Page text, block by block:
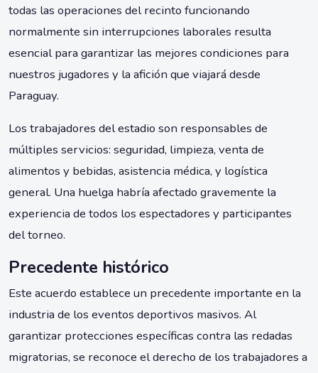
todas las operaciones del recinto funcionando
normalmente sin interrupciones laborales resulta
esencial para garantizar las mejores condiciones para
nuestros jugadores y la afición que viajará desde
Paraguay.
Los trabajadores del estadio son responsables de
múltiples servicios: seguridad, limpieza, venta de
alimentos y bebidas, asistencia médica, y logística
general. Una huelga habría afectado gravemente la
experiencia de todos los espectadores y participantes
del torneo.
Precedente histórico
Este acuerdo establece un precedente importante en la
industria de los eventos deportivos masivos. Al
garantizar protecciones específicas contra las redadas
migratorias, se reconoce el derecho de los trabajadores a